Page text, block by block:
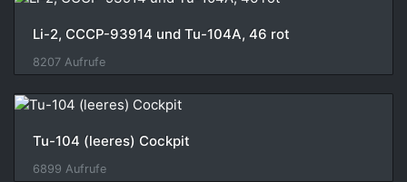
Li-2, CCCP-93914 und Tu-104A, 46 rot
8207 Aufrufe
Tu-104 (leeres) Cockpit
6899 Aufrufe